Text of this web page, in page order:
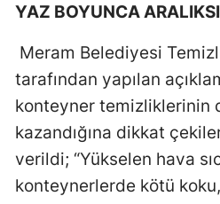
YAZ BOYUNCA
Meram Belediyesi
tarafından yapılan
konteyner temizliklerinin
kazandığına dikkat
verildi; “Yükselen hava
konteynerlerde kötü